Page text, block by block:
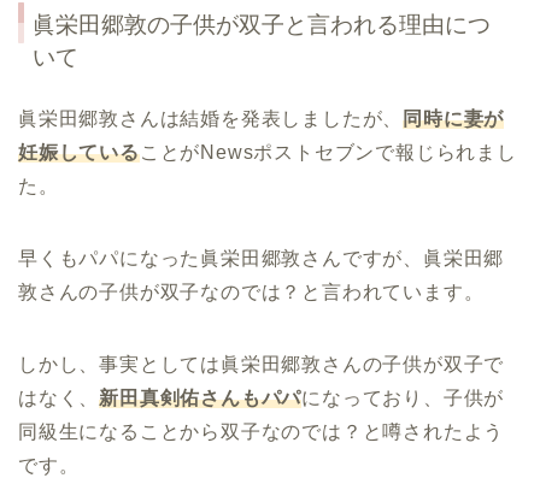
眞栄田郷敦の子供が双子と言われる理由につ
いて
眞栄田郷敦さんは結婚を発表しましたが、同時に妻が
妊娠していることがNewsポストセブンで報じられまし
た。
早くもパパになった眞栄田郷敦さんですが、眞栄田郷
敦さんの子供が双子なのでは？と言われています。
しかし、事実としては眞栄田郷敦さんの子供が双子で
はなく、新田真剣佑さんもパパになっており、子供が
同級生になることから双子なのでは？と噂されたよう
です。